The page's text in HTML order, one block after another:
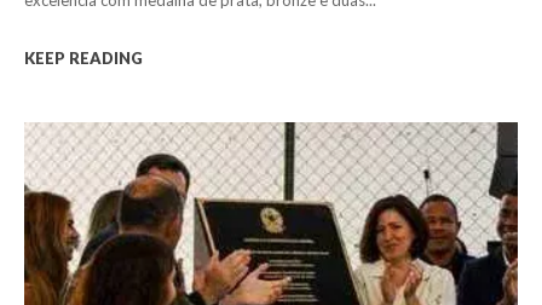
KEEP READING